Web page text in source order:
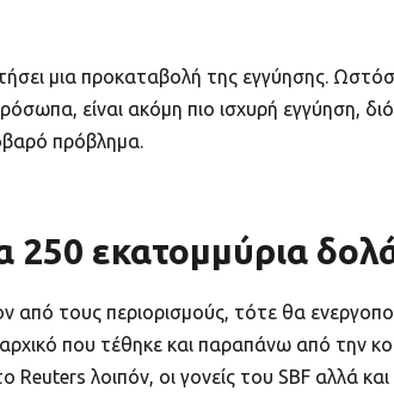
μια προκαταβολή της εγγύησης.
είναι ακόμη πιο ισχυρή εγγύηση,
πρόβλημα.
εκατομμύρια
από τους περιορισμούς, τότε θα
που τέθηκε και παραπάνω από την
λοιπόν, οι γονείς του SBF αλλά και